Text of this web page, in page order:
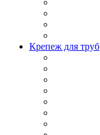
Крепеж для труб